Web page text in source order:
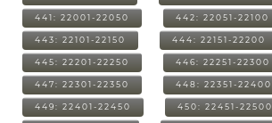
441: 22001-22050 442: 22051-22100
443: 22101-22150 444: 22151-22200
445: 22201-22250 446: 22251-22300
447: 22301-22350 448: 22351-22400
449: 22401-22450 450: 22451-22500